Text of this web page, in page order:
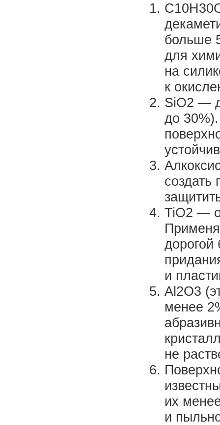
больше
для
на
к
SiO2 —
до
создать
TiO2 —
дорогой
и
Al2O3
менее
не
их
и